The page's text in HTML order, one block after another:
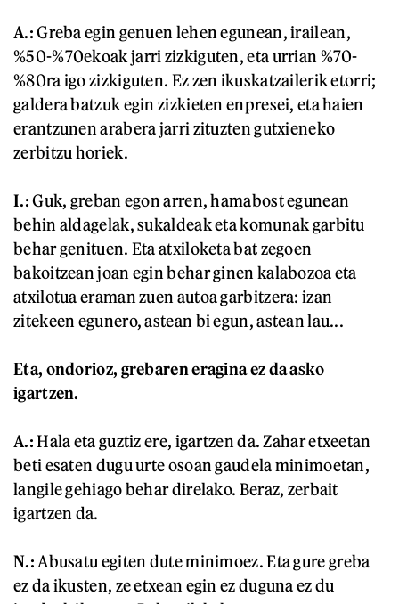
A.:Greba egin genuen lehen egunean, irailean,
%50-%70ekoak jarri zizkiguten, eta urrian %70-
%80ra igo zizkiguten. Ez zen ikuskatzailerik etorri;
galdera batzuk egin zizkieten enpresei, eta haien
erantzunen arabera jarri zituzten gutxieneko
zerbitzu horiek.
I.:Guk, greban egon arren, hamabost egunean
behin aldagelak, sukaldeak eta komunak garbitu
behar genituen. Eta atxiloketa bat zegoen
bakoitzean joan egin behar ginen kalabozoa eta
atxilotua eraman zuen autoa garbitzera: izan
zitekeen egunero, astean bi egun, astean lau...
Eta, ondorioz, grebaren eragina ez da asko
igartzen.
A.:Hala eta guztiz ere, igartzen da. Zahar etxeetan
beti esaten dugu urte osoan gaudela minimoetan,
langile gehiago behar direlako. Beraz, zerbait
igartzen da.
N.: Abusatu egiten dute minimoez. Eta gure greba
ez da ikusten, ze etxean egin ez duguna ez du